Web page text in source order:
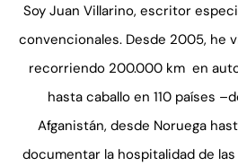
Soy Juan Villarino, escritor
convencionales. Desde 2005, he
recorriendo 200.000 km en
hasta caballo en 110 países
Afganistán, desde Noruega
documentar la hospitalidad de